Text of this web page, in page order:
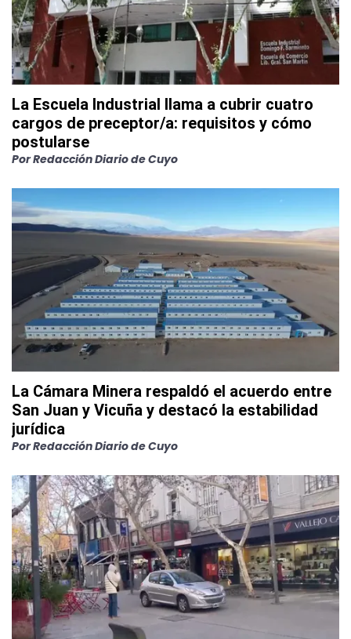
La Escuela Industrial llama a cubrir cuatro
cargos de preceptor/a: requisitos y cómo
postularse
PorRedacción Diario de Cuyo
La Cámara Minera respaldó el acuerdo entre
San Juan y Vicuña y destacó la estabilidad
jurídica
PorRedacción Diario de Cuyo